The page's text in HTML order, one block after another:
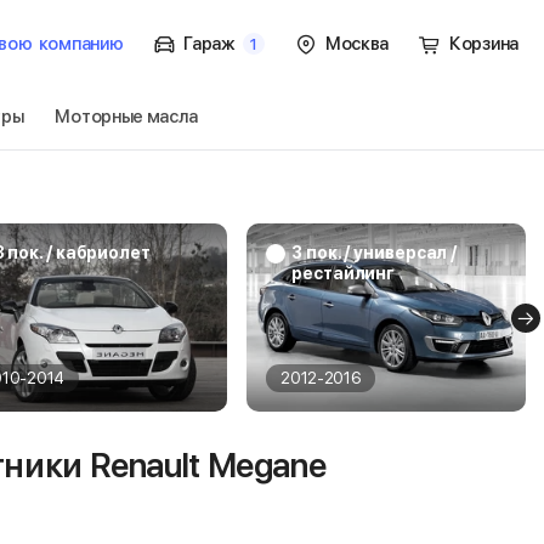
компанию Гараж 1 Москва Корзина
Моторные масла
пок. / кабриолет
2014
3 пок. / универсал /
рестайлинг
2012-2016
Renault Megane